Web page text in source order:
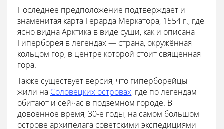
Последнее предположение подтверждает и
знаменитая карта Герарда Меркатора, 1554 г., где
ясно видна Арктика в виде суши, как и описана
Гиперборея в легендах — страна, окружённая
кольцом гор, в центре которой стоит священная
гора.
Также существует версия, что гиперборейцы
жили на Соловецких островах, где по легендам
обитают и сейчас в подземном городе. В
довоенное время, 30-е годы, на самом большом
острове архипелага советскими экспедициями